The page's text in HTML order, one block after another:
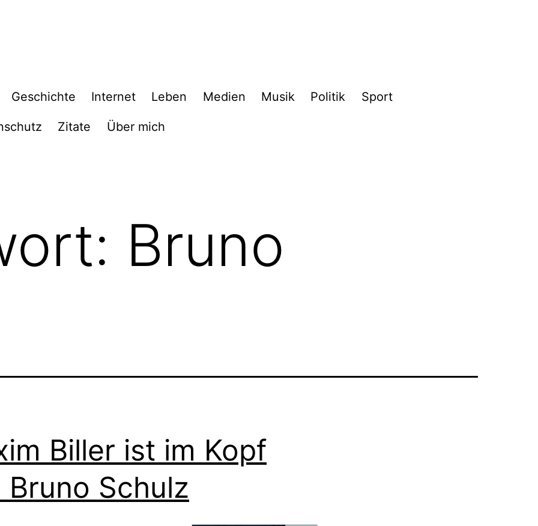
Geschichte Internet Leben Medien Musik Politik Sport
Zitate Über mich
Bruno
Biller ist im Kopf
Bruno Schulz